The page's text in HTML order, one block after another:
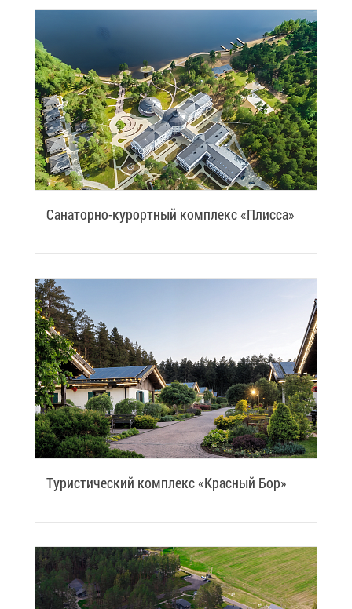
Са­на­тор­но-ку­рорт­ный ком­плекс «Плис­са»
Ту­ри­сти­че­ский ком­плекс «Крас­ный Бор»